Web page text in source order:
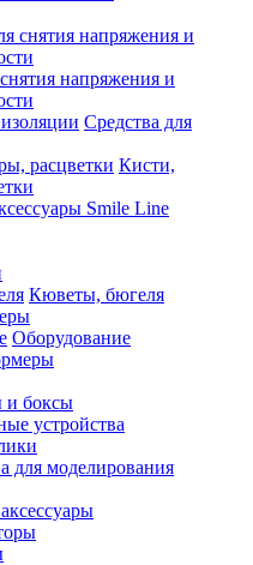
напряжения и
Средства для
Кисти,
Smile Line
Кюветы, бюгеля
Оборудование
и боксы
устройства
для моделирования